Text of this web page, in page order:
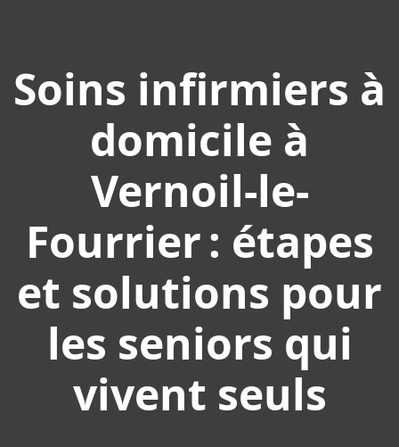
Soins infirmiers à
domicile à
Vernoil-le-
Fourrier : étapes
et solutions pour
les seniors qui
vivent seuls